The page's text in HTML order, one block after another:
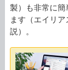
製）も非常に簡
ます（エイリ
説）。